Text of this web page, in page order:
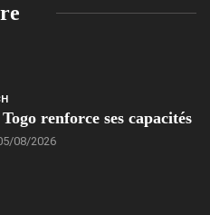
renforce ses capacités
08/2026